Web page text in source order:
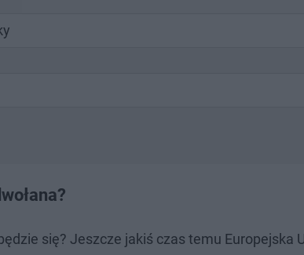
się? Jeszcze jakiś czas temu Europejska